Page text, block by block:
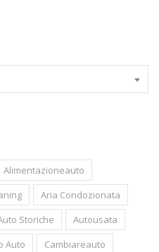
Alimentazioneauto
Aria Condozionata
Storiche
Autousata
Auto
Cambiareauto